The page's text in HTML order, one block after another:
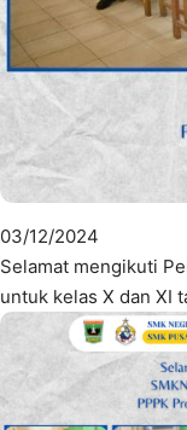
03/12/2024
Selamat mengikuti
untuk kelas X dan XI